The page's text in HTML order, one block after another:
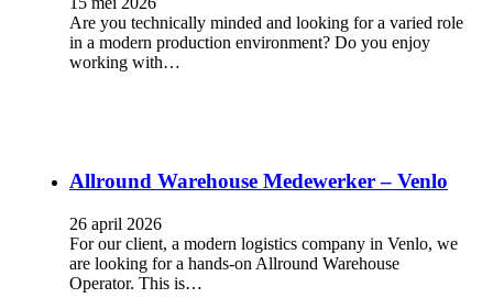
Are you technically minded and looking for a varied role
in a modern production environment? Do you enjoy
working with…
Allround Warehouse Medewerker – Venlo
26 april 2026
For our client, a modern logistics company in Venlo, we
are looking for a hands-on Allround Warehouse
Operator. This is…